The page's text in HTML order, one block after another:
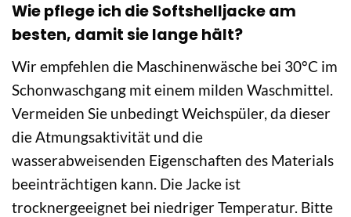
Wie pflege ich die Softshelljacke am
besten, damit sie lange hält?
Wir empfehlen die Maschinenwäsche bei 30°C im
Schonwaschgang mit einem milden Waschmittel.
Vermeiden Sie unbedingt Weichspüler, da dieser
die Atmungsaktivität und die
wasserabweisenden Eigenschaften des Materials
beeinträchtigen kann. Die Jacke ist
trocknergeeignet bei niedriger Temperatur. Bitte